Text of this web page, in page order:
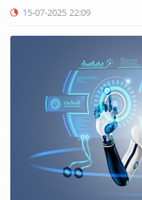
15-07-2025 22:09